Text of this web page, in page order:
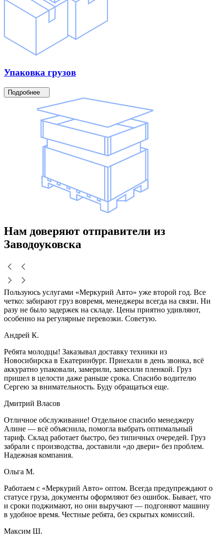
Упаковка грузов
Подробнее
Нам доверяют отправители из
Заводоуковска
Пользуюсь услугами «Меркурий Авто» уже второй год. Все
четко: забирают груз вовремя, менеджеры всегда на связи. Ни
разу не было задержек на складе. Цены приятно удивляют,
особенно на регулярные перевозки. Советую.
Андрей К.
Ребята молодцы! Заказывал доставку техники из
Новосибирска в Екатеринбург. Приехали в день звонка, всё
аккуратно упаковали, замерили, завесили пленкой. Груз
пришел в целости даже раньше срока. Спасибо водителю
Сергею за внимательность. Буду обращаться еще.
Дмитрий Власов
Отличное обслуживание! Отдельное спасибо менеджеру
Алине — всё объяснила, помогла выбрать оптимальный
тариф. Склад работает быстро, без типичных очередей. Груз
забрали с производства, доставили «до двери» без проблем.
Надежная компания.
Ольга М.
Работаем с «Меркурий Авто» оптом. Всегда предупреждают о
статусе груза, документы оформляют без ошибок. Бывает, что
и сроки поджимают, но они выручают — подгоняют машину
в удобное время. Честные ребята, без скрытых комиссий.
Максим Ш.